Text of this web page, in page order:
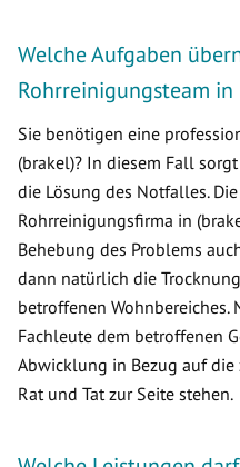
Welche Aufgaben
Rohrreinigungsteam in
Sie benötigen eine
(brakel)? In diesem Fall
die Lösung des Notfalles.
Rohrreinigungsfirma in
Behebung des Problems
dann natürlich die
betroffenen Wohnbereiches.
Fachleute dem betroffenen
Abwicklung in Bezug auf
Rat und Tat zur Seite stehen.